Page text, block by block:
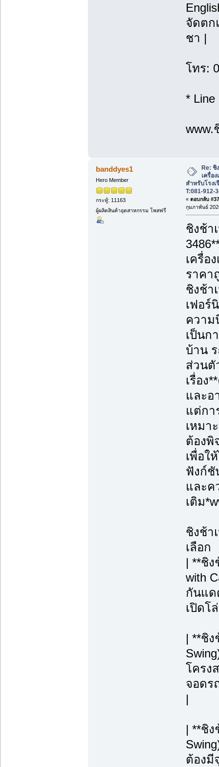
จัดตก
ชา |
โทร:
* Line
www.
banddyes1
Hero Member
กระทู้: 11163
ผู้ผลิตสินค้าอุตสาหกรรม โพสฟรี
Re: ชิ
เครื่อ
สำหรับโรง
T:081-912-
« ตอบกลับ
กุมภาพันธ์
ชิงช้า
เครื่อ
ราคา
ชิงช้า
เฟอร์
ความ
เป็นก
บ้าน
ส่วนตั
เรื่อง
และอ
แต่กา
เหมา
ต้องพิ
เพื่อใ
ฟังก์ชั
และค
เติม
ชิงช้า
เลือก
| **ชิง
with
กันแด
เปิดโ
| **ชิ
โครง
จอดร
|
| **ชิ
ต้องมี